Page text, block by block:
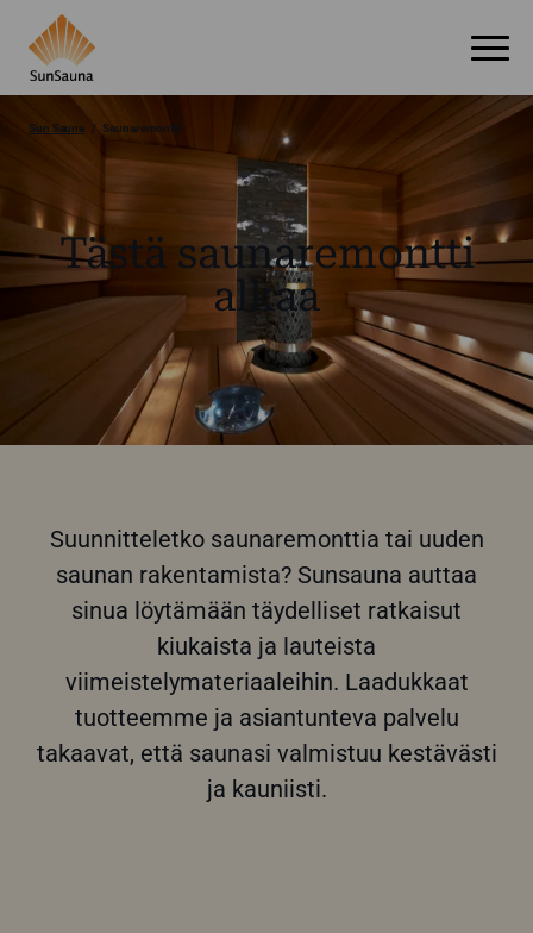
Tästä saunaremontti
alkaa
Sun Sauna Saunaremontti
Suunnitteletko saunaremonttia tai uuden
saunan rakentamista? Sunsauna auttaa
sinua löytämään täydelliset ratkaisut
kiukaista ja lauteista
viimeistelymateriaaleihin. Laadukkaat
tuotteemme ja asiantunteva palvelu
takaavat, että saunasi valmistuu kestävästi
ja kauniisti.